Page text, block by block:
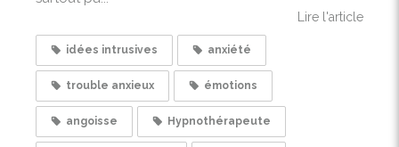
Lire l'article
idées intrusives anxiété
trouble anxieux émotions
angoisse Hypnothérapeute